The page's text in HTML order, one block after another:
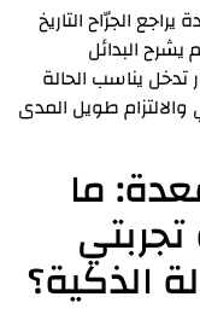
الجرّاح التاريخ
يشرح البدائل
تدخل يناسب الحالة
طويل المدى
ما
الذكية؟